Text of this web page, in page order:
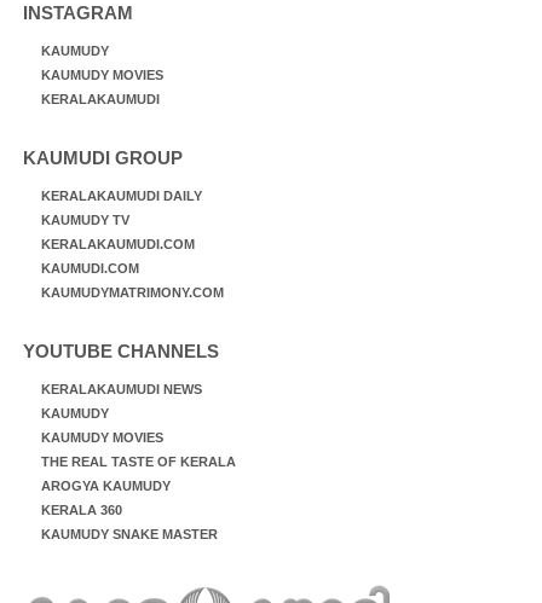
INSTAGRAM
KAUMUDY
KAUMUDY MOVIES
KERALAKAUMUDI
KAUMUDI GROUP
KERALAKAUMUDI DAILY
KAUMUDY TV
KERALAKAUMUDI.COM
KAUMUDI.COM
KAUMUDYMATRIMONY.COM
YOUTUBE CHANNELS
KERALAKAUMUDI NEWS
KAUMUDY
KAUMUDY MOVIES
THE REAL TASTE OF KERALA
AROGYA KAUMUDY
KERALA 360
KAUMUDY SNAKE MASTER